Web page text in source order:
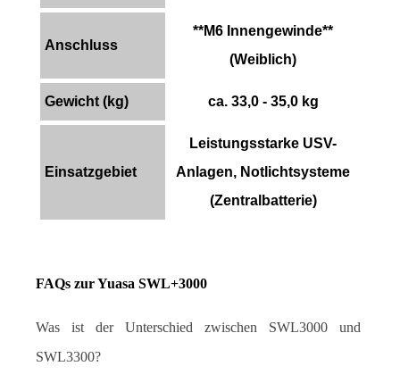
Anschluss
**M6 Innengewinde**
(Weiblich)
Gewicht (kg) ca. 33,0 - 35,0 kg
Einsatzgebiet
Leistungsstarke USV-
Anlagen, Notlichtsysteme
(Zentralbatterie)
FAQs zur Yuasa SWL+3000
Was ist der Unterschied zwischen SWL3000 und
SWL3300?